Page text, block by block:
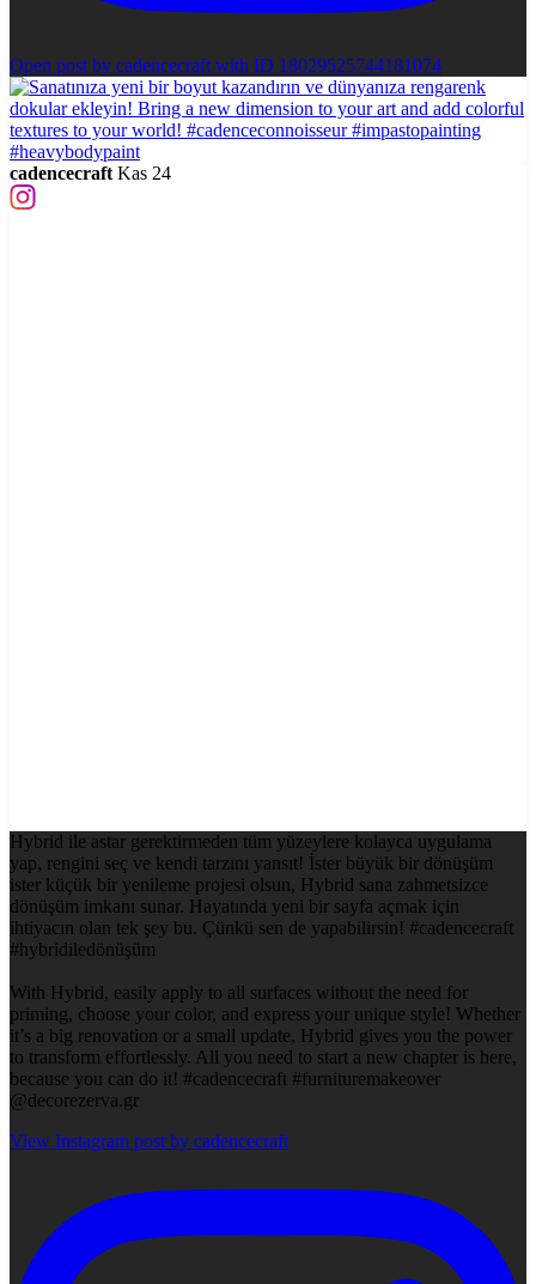
Open post by cadencecraft with ID 18029525744181074
cadencecraft Kas 24
Hybrid ile astar gerektirmeden tüm yüzeylere kolayca uygulama
yap, rengini seç ve kendi tarzını yansıt! İster büyük bir dönüşüm
ister küçük bir yenileme projesi olsun, Hybrid sana zahmetsizce
dönüşüm imkanı sunar. Hayatında yeni bir sayfa açmak için
ihtiyacın olan tek şey bu. Çünkü sen de yapabilirsin! #cadencecraft
#hybridiledönüşüm
With Hybrid, easily apply to all surfaces without the need for
priming, choose your color, and express your unique style! Whether
it’s a big renovation or a small update, Hybrid gives you the power
to transform effortlessly. All you need to start a new chapter is here,
because you can do it! #cadencecraft #furnituremakeover
@decorezerva.gr
View Instagram post by cadencecraft